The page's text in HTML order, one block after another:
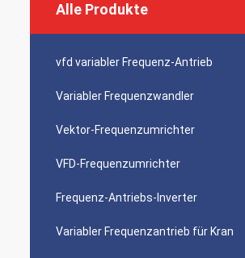
Alle Produkte
vfd variabler Frequenz-Antrieb
Variabler Frequenzwandler
Vektor-Frequenzumrichter
VFD-Frequenzumrichter
Frequenz-Antriebs-Inverter
Variabler Frequenzantrieb für Kran